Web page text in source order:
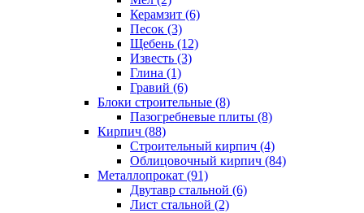
Керамзит (6)
Песок (3)
Щебень (12)
Известь (3)
Глина (1)
Гравий (6)
Блоки строительные (8)
Пазогребневые плиты (8)
Кирпич (88)
Строительный кирпич (4)
Облицовочный кирпич (84)
Металлопрокат (91)
Двутавр стальной (6)
Лист стальной (2)